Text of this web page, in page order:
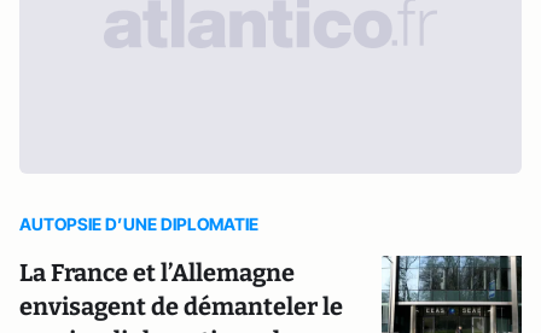
AUTOPSIE D’UNE DIPLOMATIE
La France et l’Allemagne
envisagent de démanteler le